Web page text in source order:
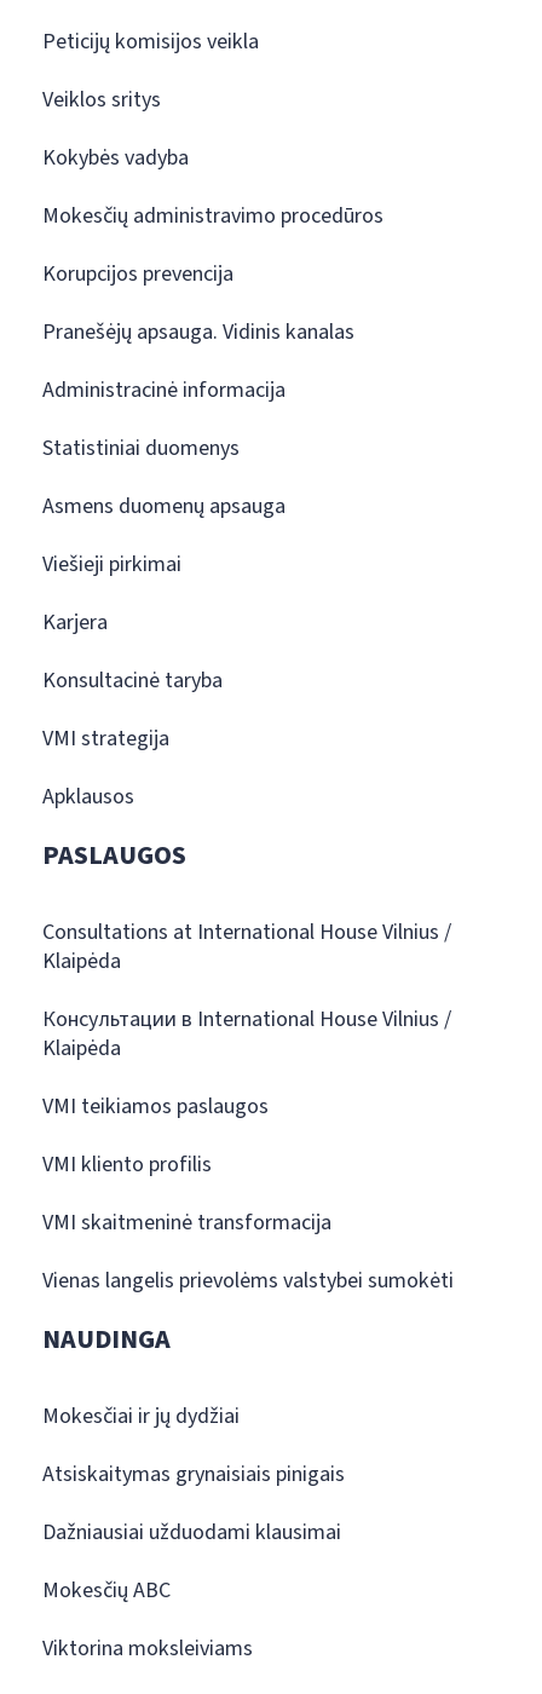
Peticijų komisijos veikla
Veiklos sritys
Kokybės vadyba
Mokesčių administravimo procedūros
Korupcijos prevencija
Pranešėjų apsauga. Vidinis kanalas
Administracinė informacija
Statistiniai duomenys
Asmens duomenų apsauga
Viešieji pirkimai
Karjera
Konsultacinė taryba
VMI strategija
Apklausos
PASLAUGOS
Consultations at International House Vilnius /
Klaipėda
Консультации в International House Vilnius /
Klaipėda
VMI teikiamos paslaugos
VMI kliento profilis
VMI skaitmeninė transformacija
Vienas langelis prievolėms valstybei sumokėti
NAUDINGA
Mokesčiai ir jų dydžiai
Atsiskaitymas grynaisiais pinigais
Dažniausiai užduodami klausimai
Mokesčių ABC
Viktorina moksleiviams